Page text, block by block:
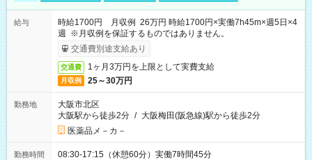
給与
時給1700円 月収例 26万円 時給1700円×実働7h45m×週5日×4
週 ※月収例を保証するものではありません。
交通費別途支給あり
交通費 1ヶ月3万円を上限として実費支給
月収例 25～30万円
勤務地
大阪市北区
大阪駅から徒歩2分 / 大阪梅田(阪急線)駅から徒歩2分
医薬品メ－カ－
勤務時間 08:30-17:15（休憩60分）実働7時間45分